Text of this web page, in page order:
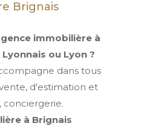
Brignais
immobilière à
ou Lyon ?
dans tous
d'estimation et
conciergerie.
à Brignais